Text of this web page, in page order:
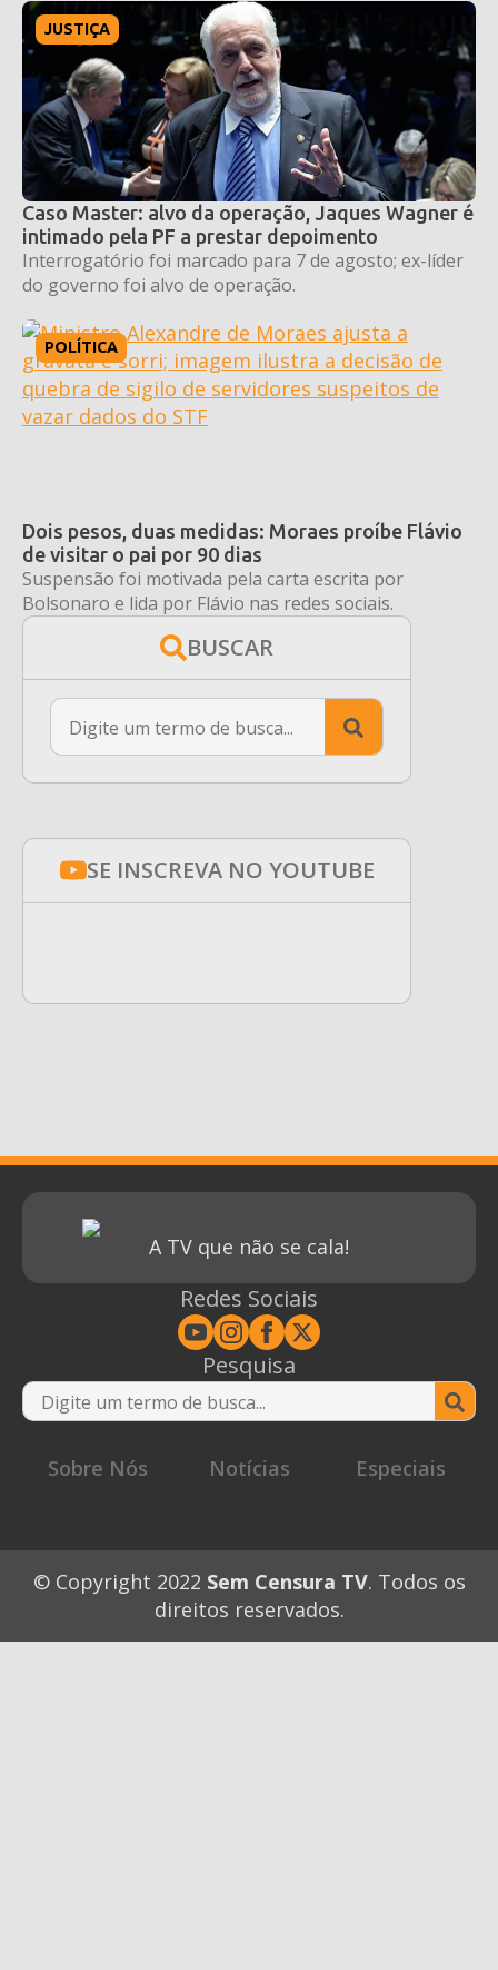
JUSTIÇA
Caso Master: alvo da operação, Jaques Wagner é
intimado pela PF a prestar depoimento
Interrogatório foi marcado para 7 de agosto; ex-líder
do governo foi alvo de operação.
POLÍTICA
Dois pesos, duas medidas: Moraes proíbe Flávio
de visitar o pai por 90 dias
Suspensão foi motivada pela carta escrita por
Bolsonaro e lida por Flávio nas redes sociais.
BUSCAR
Search
SE INSCREVA NO YOUTUBE
A TV que não se cala!
Redes Sociais
Pesquisa
Sobre Nós
Notícias Especiais
© Copyright 2022 Sem Censura TV. Todos os
direitos reservados.